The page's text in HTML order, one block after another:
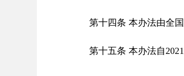
第十四条 本办法由全
第十五条 本办法自